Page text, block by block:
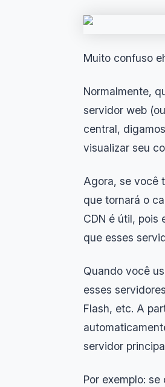
Muito confuso
Normalmente,
servidor web
central,
visualizar seu
Agora, se você
que tornará o
CDN é útil, pois
que esses
Quando você
esses
Flash, etc. A
servidor
Por exemplo: